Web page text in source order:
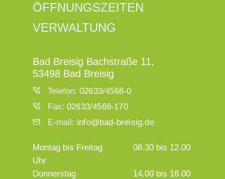
ÖFFNUNGSZEITEN
VERWALTUNG
Bad Breisig Bachstraße 11,
53498 Bad Breisig
Telefon: 02633/4568-0
Fax: 02633/4568-170
E-mail: info@bad-breisig.de
Montag bis Freitag
08.30 bis 12.00
Uhr
Donnerstag
14.00 bis 18.00